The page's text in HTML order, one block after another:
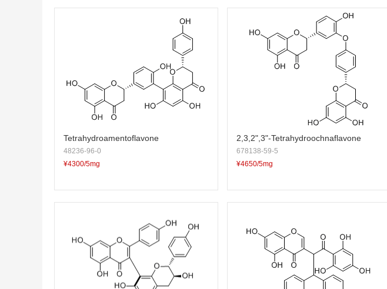
Tetrahydroamentoflavone
48236-96-0
¥4300/5mg
2,3,2",3"-Tetrahydroochnaflavone
678138-59-5
¥4650/5mg